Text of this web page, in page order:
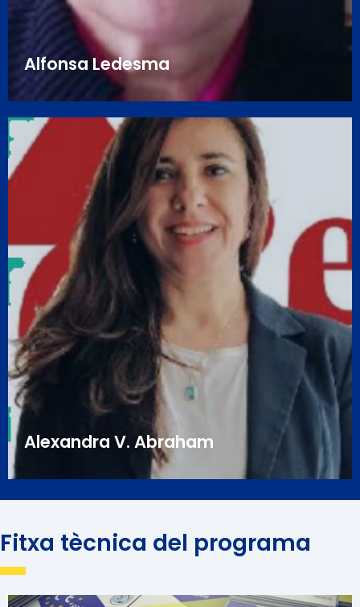
Alfonsa Ledesma
Alfonsa Ledesma
Directora general d'Advanced Consulting and
Engineering Iberia (A.C.&E. Iberia) i de Manualistics
Techmance®. Va començar la seva carrera com a CT
(Comunicador Tècnic) el 1992 a Itàlia creant la DT
(documentació tècnica) requerida per les directives
de marcatge CE. Allí va entrar en contacte amb el
món la seguretat de les màquines, que ha estat la
seva altra àrea de recerca des de llavors. Des del 2018
és membre de l'associació de comunicadors tècnics
més gran d'Europa, tekom Europa, i de l'associació de
comunicació tècnica d'Itàlia, Com&Tech.
Alexandra V. Abraham
Fitxa tècnica del programa